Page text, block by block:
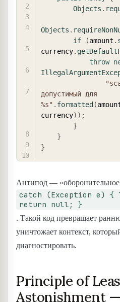
Objects .
Objects .
if
(amount .
currency.
throw
допустимый для
%s" . formatted (
currency) ) ;
}
}
}
Антипод —
catch (Exception e)
return null; }
. Такой код превращает
уничтожает контекст,
диагностировать.
Principle of
Astonishment